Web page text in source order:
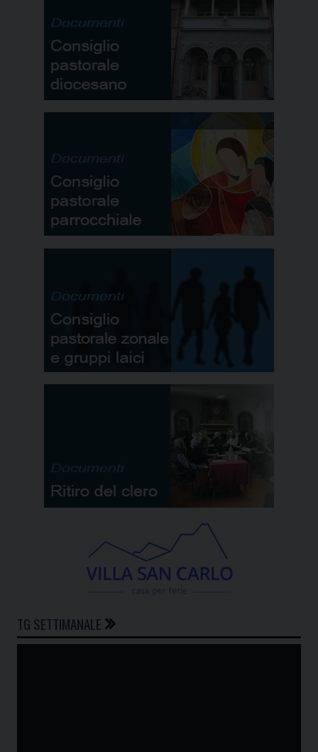
TG SETTIMANALE